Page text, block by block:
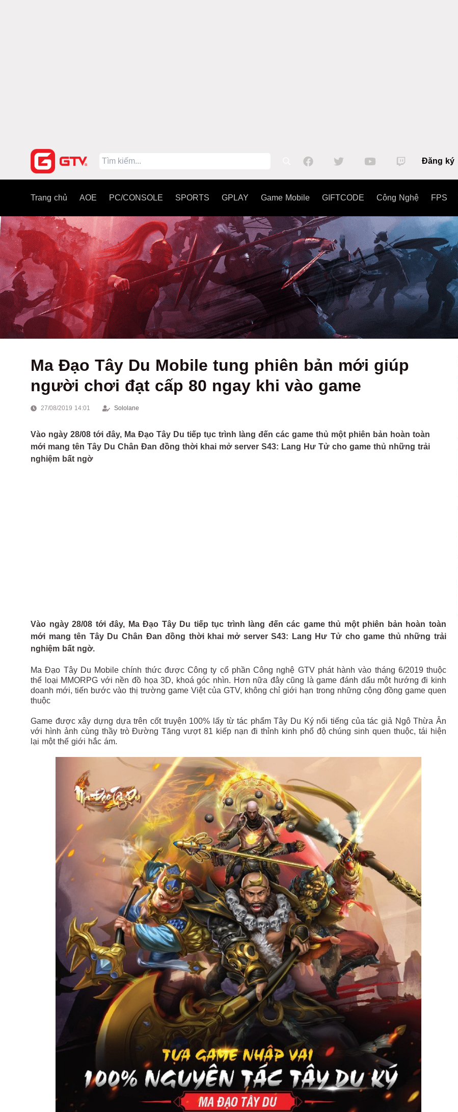
Đăng ký
Trang chủ AOE PC/CONSOLE SPORTS GPLAY Game Mobile GIFTCODE Công Nghệ FPS
Ma Đạo Tây Du Mobile tung phiên bản mới giúp
người chơi đạt cấp 80 ngay khi vào game
27/08/2019 14:01 Sololane
Vào ngày 28/08 tới đây, Ma Đạo Tây Du tiếp tục trình làng đến các game thủ một phiên bản hoàn toàn
mới mang tên Tây Du Chân Đan đồng thời khai mở server S43: Lang Hư Tử cho game thủ những trải
nghiệm bất ngờ
Vào ngày 28/08 tới đây, Ma Đạo Tây Du tiếp tục trình làng đến các game thủ một phiên bản hoàn toàn
mới mang tên Tây Du Chân Đan đồng thời khai mở server S43: Lang Hư Tử cho game thủ những trải
nghiệm bất ngờ.
Ma Đạo Tây Du Mobile chính thức được Công ty cổ phần Công nghệ GTV phát hành vào tháng 6/2019 thuộc
thể loại MMORPG với nền đồ họa 3D, khoá góc nhìn. Hơn nữa đây cũng là game đánh dấu một hướng đi kinh
doanh mới, tiến bước vào thị trường game Việt của GTV, không chỉ giới hạn trong những cộng đồng game quen
thuộc
Game được xây dựng dựa trên cốt truyện 100% lấy từ tác phẩm Tây Du Ký nổi tiếng của tác giả Ngô Thừa Ân
với hình ảnh cùng thầy trò Đường Tăng vượt 81 kiếp nạn đi thỉnh kinh phổ độ chúng sinh quen thuộc, tái hiện
lại một thế giới hắc ám.